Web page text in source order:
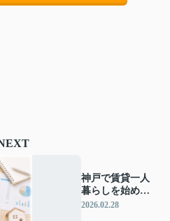
神戸で賃貸一人
暮らしを始める
初期費用は？安
2026.02.28